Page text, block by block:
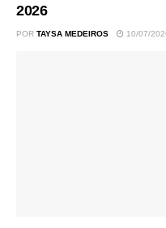
2026
POR TAYSA MEDEIROS 10/07/